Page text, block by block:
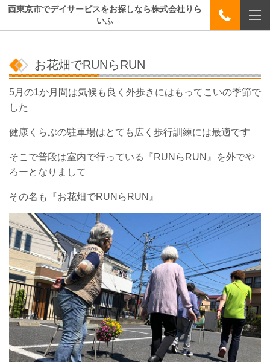
西東京市でデイサービスをお探しなら株式会社りら
いふ
お花畑でRUNらRUN
5月の1か月間は気候も良く外歩きにはもってこいの季節で
した
健康くらぶの駐車場はとても広く歩行訓練には最適です
そこで普段は室内で行っている『RUNらRUN』を外でや
ろーとなりまして
その名も『お花畑でRUNらRUN』